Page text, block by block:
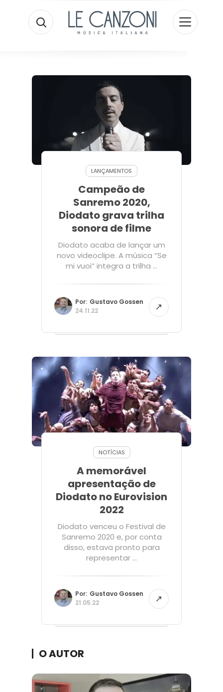
LANÇAMENTOS
Campeão de
Sanremo 2020,
Diodato grava trilha
sonora de filme
Diodato acaba de lançar um
novo videoclipe. A música “Se
mi vuoi” integra a trilha ...
Por: Gustavo Gossen
24.11.22
NOTÍCIAS
A memorável
apresentação de
Diodato no Eurovision
2022
Diodato venceu o Festival de
Sanremo 2020 e, por conta
disso, estava pronto para
representar ...
Por: Gustavo Gossen
21.05.22
O AUTOR